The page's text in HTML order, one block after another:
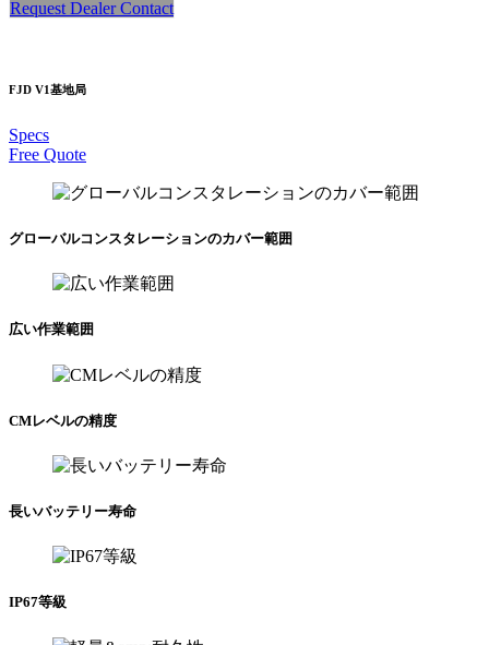
Request Dealer Contact
FJD V1基地局
Specs
Free Quote
グローバルコンスタレーションのカバー範囲
広い作業範囲
CMレベルの精度
長いバッテリー寿命
IP67等級